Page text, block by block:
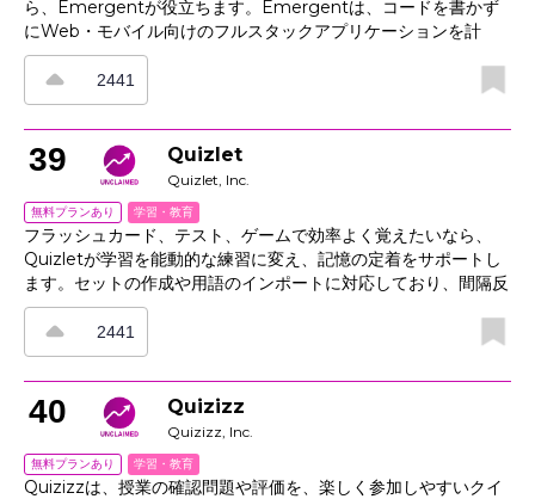
ら、Emergentが役立ちます。Emergentは、コードを書かず
にWeb・モバイル向けのフルスタックアプリケーションを計
画、設計、コーディング、デプロイまで進められるエージェント
型プラットフォームです。成果物を説明するだけで専門のエージ
ェントが作業を担い、ツール連携やタスクの振り分け、結果の記
録までまとめて行えます。ガバナンス、可視性、再現可能なプレ
イブックを1つのワークスペースに集約できるため、チームで協
力しながらプロトタイプや実製品を効率よくリリースできます。
明確なログとエクスポート機能も備えており、手順や結果をレビ
ュー担当者向けに整理して残せます。
2441
39 Quizlet
Quizlet, Inc.
無料プランあり 学習・教育
フラッシュカード、テスト、ゲームで効率よく覚えたいなら、
Quizletが学習を能動的な練習に変え、記憶の定着をサポートし
ます。セットの作成や用語のインポートに対応しており、間隔反
復学習、書き込みモード、進捗に応じて調整される練習テストで
無理なく学習を進められます。画像・図・音声を使った学習で理
解を深められるほか、クラスツールを使えばセットの割り当てや
学習状況の追跡も可能です。学習リマインダーやモバイルアクセ
ス、共同学習機能も備え、学習者の定着と教師の進捗把握を支え
ます。
2441
40 Quizizz
Quizizz, Inc.
無料プランあり 学習・教育
Quizizzは、授業の確認問題や評価を、楽しく参加しやすいクイ